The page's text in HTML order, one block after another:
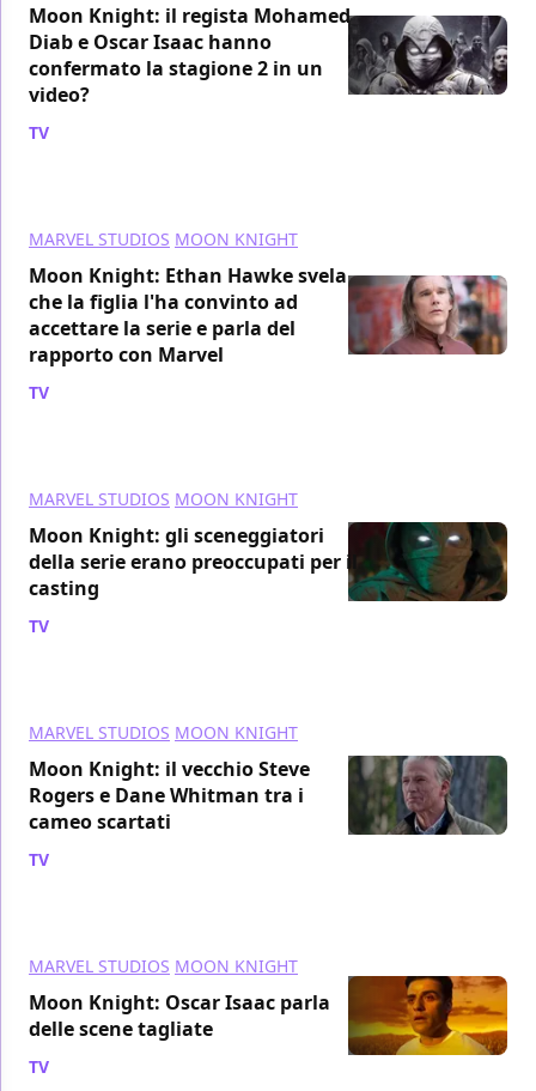
Moon Knight: il regista Mohamed
Diab e Oscar Isaac hanno
confermato la stagione 2 in un
video?
TV
MARVEL STUDIOS MOON KNIGHT
Moon Knight: Ethan Hawke svela
che la figlia l'ha convinto ad
accettare la serie e parla del
rapporto con Marvel
TV
MARVEL STUDIOS MOON KNIGHT
Moon Knight: gli sceneggiatori
della serie erano preoccupati per il
casting
TV
MARVEL STUDIOS MOON KNIGHT
Moon Knight: il vecchio Steve
Rogers e Dane Whitman tra i
cameo scartati
TV
MARVEL STUDIOS MOON KNIGHT
Moon Knight: Oscar Isaac parla
delle scene tagliate
TV